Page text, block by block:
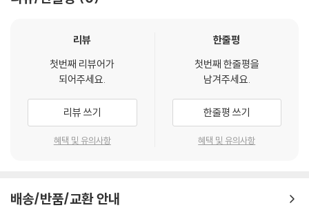
격에 대비해서 지팡이를 단단히 움켜쥔 채 양쪽으로 높이 솟은 암벽 사이
--- 본문 중에서
방송 진행뿐만 아니라 직접 제작도 하며 다양한 이벤트와 스턴트 활동도
이를 위한 소설 시리즈 『베어 그릴스와 살아남기(Mission Survival 1~
8)』는 야생에서 살아남는 그만의 생존 기술을 생생히 담고 있다. 이 시리즈
는 영국과 미국, 중국 등지에서 출간되어 큰 인기를 얻고 있으며 국내에서
는 어린이를 위한 모험소설로 소개된다.
이든, 아마존의 밀림 속이든 말이다. 인간이 목숨을 부지하기 위해 기본이
리뷰
첫번째 리뷰어가
되어주세요.
리뷰 쓰기
혜택 및 유의사항
한줄평
첫번째 한줄평을
남겨주세요.
한줄평 쓰기
혜택 및 유의사항
배송/반품/교환 안내